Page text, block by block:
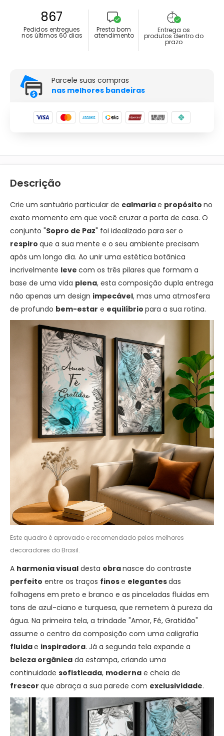
867
Pedidos entregues
nos últimos 60 dias
Presta bom
atendimento
Entrega os
produtos dentro do
prazo
Parcele suas compras
nas melhores bandeiras
Descrição
Crie um santuário particular de calmariae propósito no
exato momento em que você cruzar a porta de casa. O
conjunto "Sopro de Paz" foi idealizado para ser o
respiro que a sua mente e o seu ambiente precisam
após um longo dia. Ao unir uma estética botânica
incrivelmente leve com os três pilares que formam a
base de uma vida plena, esta composição dupla entrega
não apenas um design impecável, mas uma atmosfera
de profundo bem-estar e equilíbrio para a sua rotina.
Este quadro é aprovado e recomendado pelos melhores
decoradores do Brasil.
A harmonia visual desta obranasce do contraste
perfeito entre os traços finose elegantesdas
folhagens em preto e branco e as pinceladas fluidas em
tons de azul-ciano e turquesa, que remetem à pureza da
água. Na primeira tela, a trindade "Amor, Fé, Gratidão"
assume o centro da composição com uma caligrafia
fluidae inspiradora. Já a segunda tela expande a
beleza orgânica da estampa, criando uma
continuidade sofisticada, moderna e cheia de
frescor que abraça a sua parede com exclusividade.